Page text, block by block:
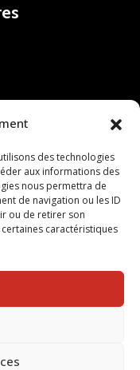
des technologies
aux informations des
nous permettra de
de navigation ou les ID
ou de retirer son
caractéristiques
RÉSERVÉS -
TECH